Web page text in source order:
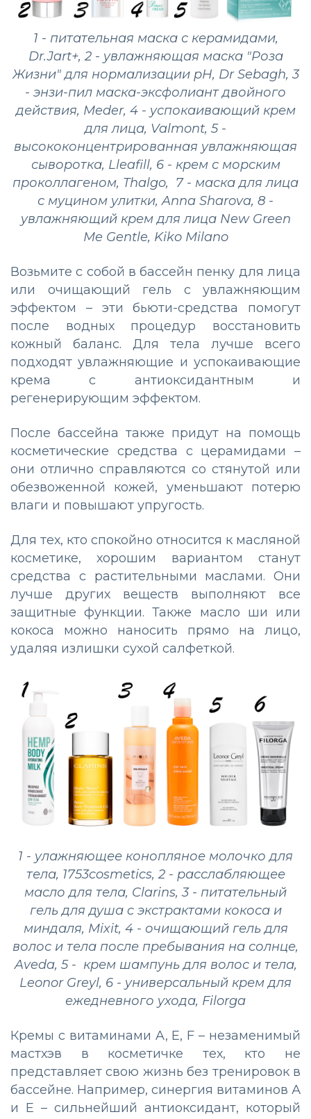
1 - питательная маска с керамидами,
Dr.Jart+, 2 - увлажняющая маска "Роза
Жизни" для нормализации pH, Dr Sebagh, 3
- энзи-пил маска-эксфолиант двойного
действия, Meder, 4 - успокаивающий крем
для лица, Valmont, 5 -
высококонцентрированная увлажняющая
сыворотка, Lleafill, 6 - крем с морским
проколлагеном, Thalgo, 7 - маска для лица
с муцином улитки, Anna Sharova, 8 -
увлажняющий крем для лица New Green
Me Gentle, Kiko Milano
Возьмите с собой в бассейн пенку для лица
или очищающий гель с увлажняющим
эффектом – эти бьюти-средства помогут
после водных процедур восстановить
кожный баланс. Для тела лучше всего
подходят увлажняющие и успокаивающие
крема с антиоксидантным и
регенерирующим эффектом.
После бассейна также придут на помощь
косметические средства с церамидами –
они отлично справляются со стянутой или
обезвоженной кожей, уменьшают потерю
влаги и повышают упругость.
Для тех, кто спокойно относится к масляной
косметике, хорошим вариантом станут
средства с растительными маслами. Они
лучше других веществ выполняют все
защитные функции. Также масло ши или
кокоса можно наносить прямо на лицо,
удаляя излишки сухой салфеткой.
1 - улажняющее конопляное молочко для
тела, 1753cosmetics, 2 - расслабляющее
масло для тела, Clarins, 3 - питательный
гель для душа c экстрактами кокоса и
миндаля, Mixit, 4 - очищающий гель для
волос и тела после пребывания на солнце,
Aveda, 5 - крем шампунь для волос и тела,
Leonor Greyl, 6 - универсальный крем для
ежедневного ухода, Filorga
Кремы с витаминами A, E, F – незаменимый
мастхэв в косметичке тех, кто не
представляет свою жизнь без тренировок в
бассейне. Например, синергия витаминов А
и Е – сильнейший антиоксидант, который